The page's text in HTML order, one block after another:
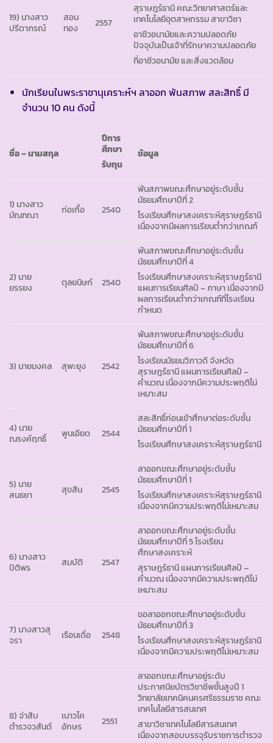
19) นางสาว
ปรีดาภรณ์
สอน
ทอง
2557
สุราษฎร์ธานี คณะวิทยาศาสตร์และ
เทคโนโลยีอุตสาหกรรม สาขาวิชา
อาชีวอนามัยและความปลอดภัย
ปัจจุบันเป็นเจ้าที่รักษาความปลอดภัย
ที่อาชีวอนามัย และสิ่งแวดล้อม
นักเรียนในพระราชานุเคราะห์ฯ ลาออก พ้นสภาพ สละสิทธิ์ มี
จำนวน 10 คน ดังนี้
ชื่อ – นามสกุล
ปีการ
ศึกษา
รับทุน
ข้อมูล
1) นางสาว
มัณฑณา
ก่อเกื้อ 2540
พ้นสภาพขณะศึกษาอยู่ระดับชั้น
มัธยมศึกษาปีที่ 2
โรงเรียนศึกษาสงเคราะห์สุราษฎร์ธานี
เนื่องจากมีผลการเรียนต่ำกว่าเกณฑ์
2) นาย
ยรรยง
ตุลยนิษก์ 2540
พ้นสภาพขณะศึกษาอยู่ระดับชั้น
มัธยมศึกษาปีที่ 4
โรงเรียนศึกษาสงเคราะห์สุราษฎร์ธานี
แผนการเรียนศิลป์ – ภาษา เนื่องจากมี
ผลการเรียนต่ำกว่าเกณฑ์ที่โรงเรียน
กำหนด
3) นายมงคล สุพะยุง 2542
พ้นสภาพขณะศึกษาอยู่ระดับชั้น
มัธยมศึกษาปีที่ 6
โรงเรียนมัธยมวิภาวดี จังหวัด
สุราษฎร์ธานี แผนการเรียนศิลป์ –
คำนวณ เนื่องจากมีความประพฤติไม่
เหมาะสม
4) นาย
ณรงค์ฤทธิ์
พูนเอียด 2544
สละสิทธิ์ก่อนเข้าศึกษาต่อระดับชั้น
มัธยมศึกษาปีที่ 1
โรงเรียนศึกษาสงเคราะห์สุราษฎร์ธานี
5) นาย
สนธยา
สุขสิน 2545
ลาออกขณะศึกษาอยู่ระดับชั้น
มัธยมศึกษาปีที่ 1
โรงเรียนศึกษาสงเคราะห์สุราษฎร์ธานี
เนื่องจากมีความประพฤติไม่เหมาะสม
6) นางสาว
ปิติพร
สมบัติ 2547
ลาออกขณะศึกษาอยู่ระดับชั้น
มัธยมศึกษาปีที่ 5 โรงเรียน
ศึกษาสงเคราะห์
สุราษฎร์ธานี แผนการเรียนศิลป์ –
คำนวณ เนื่องจากมีความประพฤติไม่
เหมาะสม
7) นางสาวสุ
จรา
เรือนเดื่อ 2548
ขอลาออกขณะศึกษาอยู่ระดับชั้น
มัธยมศึกษาปีที่ 3
โรงเรียนศึกษาสงเคราะห์สุราษฎร์ธานี
เนื่องจากมีความประพฤติไม่เหมาะสม
8) จ่าสิบ
ตำรวจวสันต์
เนาวโค
อักษร
2551
ลาออกขณะศึกษาอยู่ระดับ
ประกาศนียบัตรวิชาชีพชั้นสูงปี 1
วิทยาลัยเทคนิคนครศรีธรรมราช คณะ
เทคโนโลยีสารสนเทศ
สาขาวิชาเทคโนโลยีสารสนเทศ
เนื่องจากสอบบรรจุรับราชการตำรวจ